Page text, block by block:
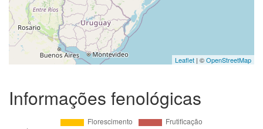
Leaflet | ©OpenStreetMap
Informações fenológicas